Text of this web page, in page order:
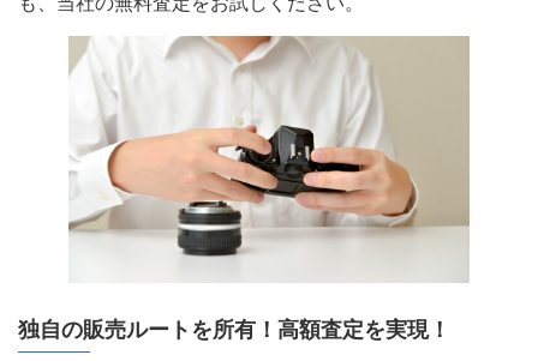
独自の販売ルートを所有！高額査定を実現！